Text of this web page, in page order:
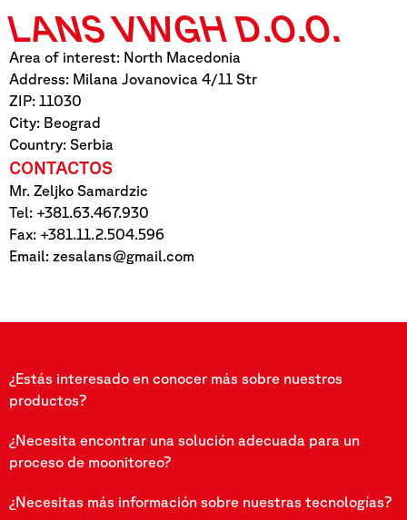
LANS VWGH D.O.O.
Area of interest: North Macedonia
Address: Milana Jovanovica 4/11 Str
ZIP: 11030
City: Beograd
Country: Serbia
CONTACTOS
Mr. Zeljko Samardzic
Tel: +381.63.467.930
Fax: +381.11.2.504.596
Email: zesalans@gmail.com
¿Estás interesado en conocer más sobre nuestros
productos?
¿Necesita encontrar una solución adecuada para un
proceso de moonitoreo?
¿Necesitas más información sobre nuestras tecnologías?